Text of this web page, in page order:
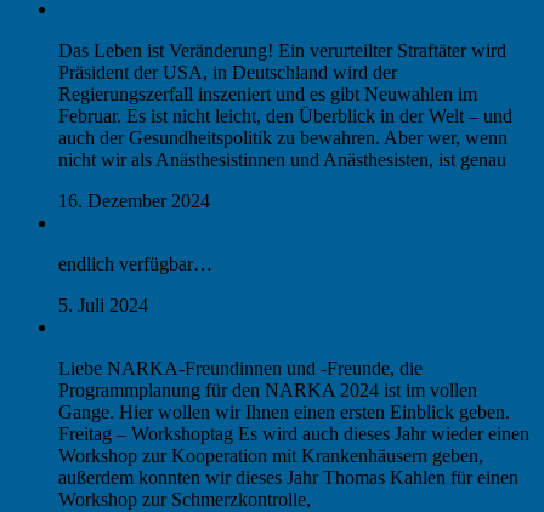
Das Leben ist Veränderung! Ein verurteilter Straftäter wird
Präsident der USA, in Deutschland wird der
Regierungszerfall inszeniert und es gibt Neuwahlen im
Februar. Es ist nicht leicht, den Überblick in der Welt – und
auch der Gesundheitspolitik zu bewahren. Aber wer, wenn
nicht wir als Anästhesistinnen und Anästhesisten, ist genau
16. Dezember 2024
endlich verfügbar…
5. Juli 2024
Liebe NARKA-Freundinnen und -Freunde, die
Programmplanung für den NARKA 2024 ist im vollen
Gange. Hier wollen wir Ihnen einen ersten Einblick geben.
Freitag – Workshoptag Es wird auch dieses Jahr wieder einen
Workshop zur Kooperation mit Krankenhäusern geben,
außerdem konnten wir dieses Jahr Thomas Kahlen für einen
Workshop zur Schmerzkontrolle,